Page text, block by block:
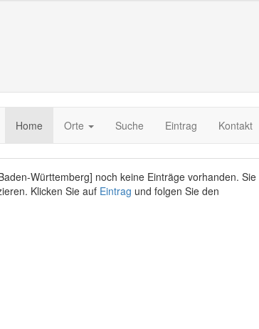
Home Orte Suche Eintrag Kontakt
Württemberg] noch keine Einträge vorhanden. Sie
Klicken Sie auf Eintrag und folgen Sie den